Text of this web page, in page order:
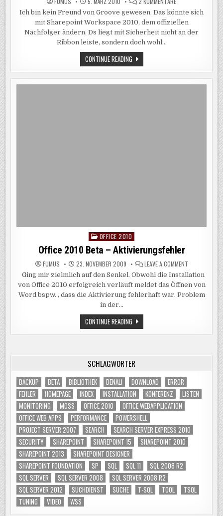
GROOVE
NEU
AUFGELEGT:
SHAREPOINT
WORKSPACE
2010
Ich bin kein Freund von Groove gewesen. Das könnte sich
mit Sharepoint Workspace 2010, dem offiziellen
Nachfolger ändern. Ds liegt mit Sicherheit nicht an der
Ribbon leiste, sondern doch wohl…
CONTINUE READINGGROOVE
NEU
AUFGELEGT:
SHAREPOINT
WORKSPACE
Posted
in
OFFICE 2010
Office 2010 Beta – Aktivierungsfehler
FUMUS 23. NOVEMBER 2009 LEAVE A COMMENTON
2010
–
Ging mir zielmlich auf den Senkel. Obwohl die Installation
von Office 2010 erfolgreich verläuft meldet das Öffnen von
Word bspw. , dass die Aktivierung fehlerhaft war. Problem
in der…
CONTINUE READINGOFFICE
2010
BETA
SCHLAGWÖRTER
BACKUP BETA BIBLIOTHEK DENALI DOWNLOAD
ERROR
FEHLER
HOMEPAGE INDEX INSTALLATION KONFERENZ
LISTEN
MONITORING
MOSS OFFICE 2010
OFFICE WEBAPPLICATION
OFFICE WEB APPS
PERFORMANCE
POWERSHELL
PROJECT SERVER 2007
SEARCH
SEARCH SERVER EXPRESS 2010
SECURITY
SHAREPOINT SHAREPOINT 15
SHAREPOINT 2010
SHAREPOINT 2013
SHAREPOINT DESIGNER
SHAREPOINT FOUNDATION
SP SQL SQL 11
SQL 2008 R2
SQL SERVER
SQL SERVER 2008
SQL SERVER 2008 R2
SQL SERVER 2012
SUCHDIENST SUCHE T-SQL TOOL
TSQL
TUNING
VIDEO WSS